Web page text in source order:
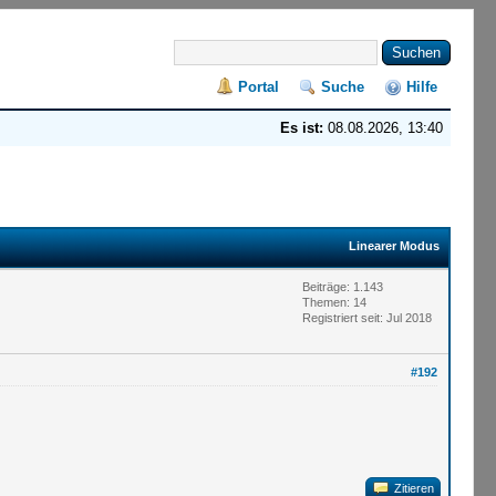
Portal Suche Hilfe
Es ist: 08.08.2026, 13:40
Linearer Modus
Beiträge: 1.143
Themen: 14
Registriert seit: Jul 2018
#192
Zitieren